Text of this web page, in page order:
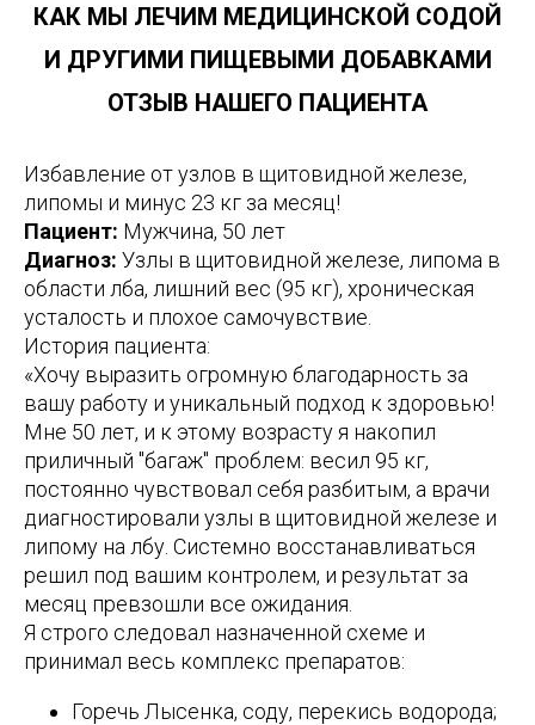
КАК МЫ ЛЕЧИМ МЕДИЦИНСКОЙ СОДОЙ
И ДРУГИМИ ПИЩЕВЫМИ ДОБАВКАМИ
ОТЗЫВ НАШЕГО ПАЦИЕНТА
Избавление от узлов в щитовидной железе,
липомы и минус 23 кг за месяц!
Пациент: Мужчина, 50 лет
Диагноз: Узлы в щитовидной железе, липома в
области лба, лишний вес (95 кг), хроническая
усталость и плохое самочувствие.
История пациента:
«Хочу выразить огромную благодарность за
вашу работу и уникальный подход к здоровью!
Мне 50 лет, и к этому возрасту я накопил
приличный "багаж" проблем: весил 95 кг,
постоянно чувствовал себя разбитым, а врачи
диагностировали узлы в щитовидной железе и
липому на лбу. Системно восстанавливаться
решил под вашим контролем, и результат за
месяц превзошли все ожидания.
Я строго следовал назначенной схеме и
принимал весь комплекс препаратов:
Горечь Лысенка, соду, перекись водорода;